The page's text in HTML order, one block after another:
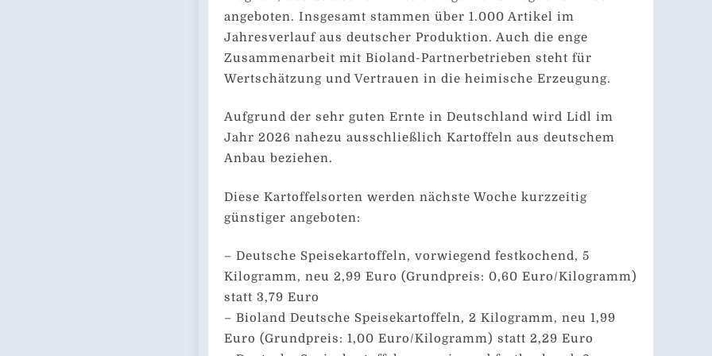
angeboten. Insgesamt stammen über 1.000 Artikel im
Jahresverlauf aus deutscher Produktion. Auch die enge
Zusammenarbeit mit Bioland-Partnerbetrieben steht für
Wertschätzung und Vertrauen in die heimische Erzeugung.
Aufgrund der sehr guten Ernte in Deutschland wird Lidl im
Jahr 2026 nahezu ausschließlich Kartoffeln aus deutschem
Anbau beziehen.
Diese Kartoffelsorten werden nächste Woche kurzzeitig
günstiger angeboten:
– Deutsche Speisekartoffeln, vorwiegend festkochend, 5
Kilogramm, neu 2,99 Euro (Grundpreis: 0,60 Euro/Kilogramm)
statt 3,79 Euro
– Bioland Deutsche Speisekartoffeln, 2 Kilogramm, neu 1,99
Euro (Grundpreis: 1,00 Euro/Kilogramm) statt 2,29 Euro